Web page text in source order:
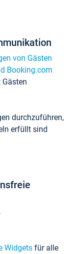
von Gästen
Booking.com
durchzuführen,
erfüllt sind
Widgets für alle